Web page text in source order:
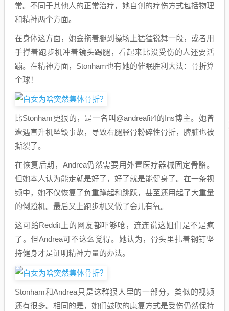
常。不同于其他人的正常治疗，她自创的疗伤方式包括物理
和精神两个方面。
在身体这方面，她会拖着腿到操场上猛猛锐舞一段，或者用
手撑着跑步机冲着镜头踢腿，看起来比没受伤的人还要活
蹦。在精神方面，Stonham也有她的催眠胜利大法：骨折算
个球！
比Stonham更狠的，是一名叫@andreafit4的Ins博主。她曾
遭遇直升机坠毁事故，导致右腿胫骨粉碎性骨折，脾脏也被
撕裂了。
在恢复后期，Andrea仍然需要用外置医疗器械固定骨骼。
但她本人认为能走就是好了，好了就是能健身了。在一条视
频中，她不仅恢复了负重蹲起和跳跃，甚至还用起了大重量
的倒蹬机。最后又上跑步机又做了会儿有氧。
这可给Reddit上的网友都吓够呛，连连说这姐们是不是疯
了。但Andrea可不这么觉得。她认为，骨头里扎着钢钉坚
持健身才是证明精神力量的办法。
Stonham和Andrea只是这群狠人里的一部分，类似的视频
还有很多。相同的是，她们鼓吹的康复方式是受伤仍然保持